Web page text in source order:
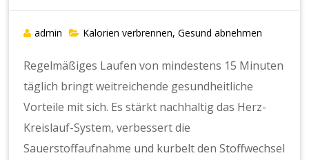
admin Kalorien verbrennen, Gesund abnehmen
Regelmäßiges Laufen von mindestens 15 Minuten
täglich bringt weitreichende gesundheitliche
Vorteile mit sich. Es stärkt nachhaltig das Herz-
Kreislauf-System, verbessert die
Sauerstoffaufnahme und kurbelt den Stoffwechsel